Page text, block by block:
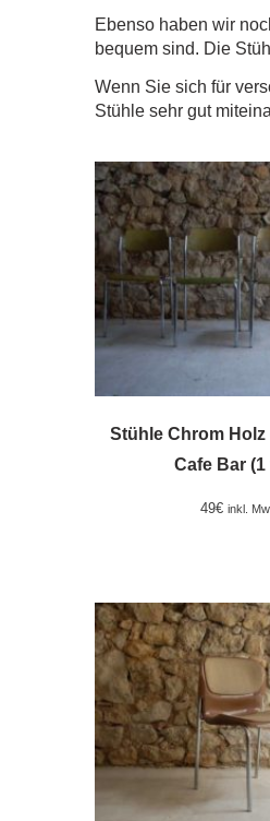
Ebenso haben wir
bequem sind. Die
Wenn Sie sich für
Stühle sehr gut
Stühle Chrom
Cafe Bar (1
49€ inkl.